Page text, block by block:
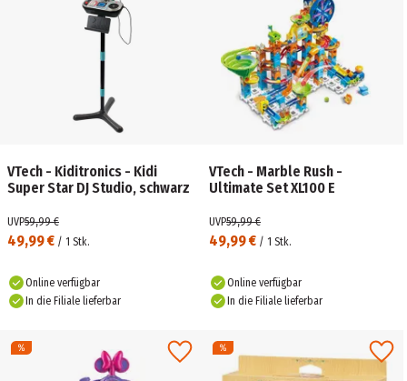
VTech - Kiditronics - Kidi
Super Star DJ Studio, schwarz
49,99 € / 1 Stk.
UVP59,99 €
Online verfügbar
In die Filiale lieferbar
VTech - Marble Rush -
Ultimate Set XL100 E
49,99 € / 1 Stk.
UVP59,99 €
Online verfügbar
In die Filiale lieferbar